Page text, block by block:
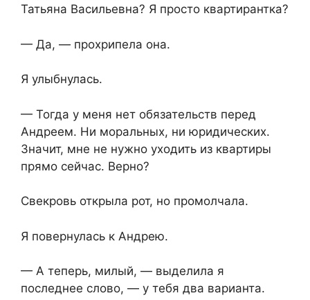
Татьяна Васильевна? Я просто квартирантка?
— Да, — прохрипела она.
Я улыбнулась.
— Тогда у меня нет обязательств перед
Андреем. Ни моральных, ни юридических.
Значит, мне не нужно уходить из квартиры
прямо сейчас. Верно?
Свекровь открыла рот, но промолчала.
Я повернулась к Андрею.
— А теперь, милый, — выделила я
последнее слово, — у тебя два варианта.